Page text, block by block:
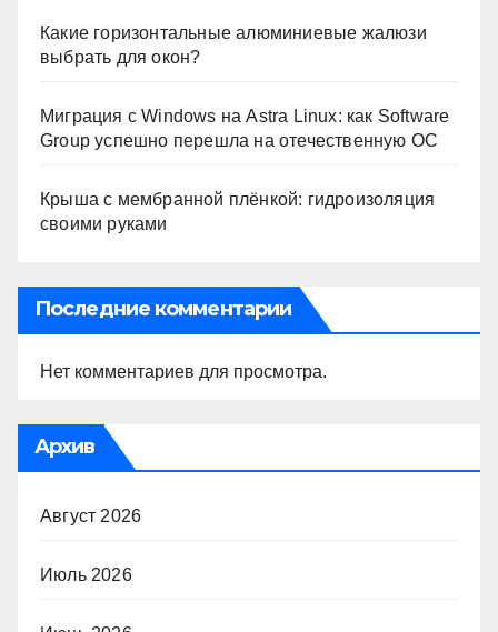
Какие горизонтальные алюминиевые жалюзи
выбрать для окон?
Миграция с Windows на Astra Linux: как Software
Group успешно перешла на отечественную ОС
Крыша с мембранной плёнкой: гидроизоляция
своими руками
Последние комментарии
Нет комментариев для просмотра.
Архив
Август 2026
Июль 2026